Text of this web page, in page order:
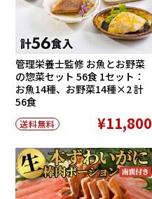
管理栄養士監修 お魚とお野菜
の惣菜セット 56食 1セット：
お魚14種、お野菜14種×2 計
56食
送料無料 ¥11,800